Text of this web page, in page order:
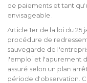
de paiements et tant
envisageable.
Article 1er de la loi du 25
procédure de
sauvegarde de
l'emploi et l'apurement
assuré selon un plan
période d'observation.